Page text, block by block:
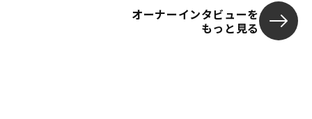
オーナーインタビューを
もっと見る